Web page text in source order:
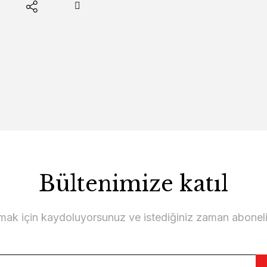
Bültenimize katıl
için kaydoluyorsunuz ve istediğiniz zaman